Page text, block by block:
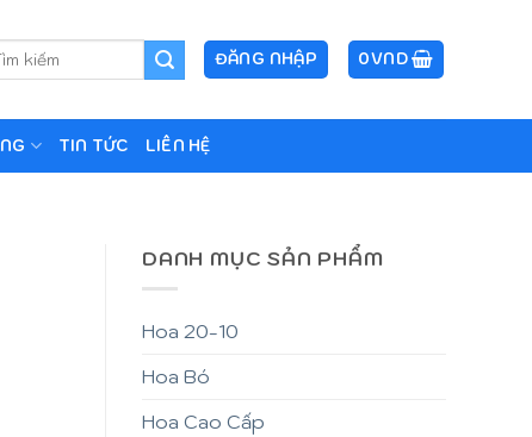
ĐĂNG NHẬP 0VND
TIN TỨC LIÊN HỆ
DANH MỤC SẢN PHẨM
Hoa 20-10
Hoa Bó
Hoa Cao Cấp